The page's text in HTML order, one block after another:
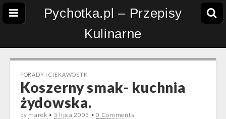
Pychotka.pl – Przepisy
Kulinarne
PORADY I CIEKAWOSTKI
Koszerny smak- kuchnia
żydowska.
by marek • 5 lipca 2005 •0 Comments